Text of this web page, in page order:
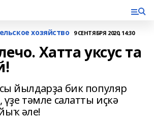
хозяйство 9 СЕНТЯБРЯ 2020, 14:30
Хатта уксус та
йылдарҙа бик популяр
үҙе тәмле салатты иҫкә
әле!